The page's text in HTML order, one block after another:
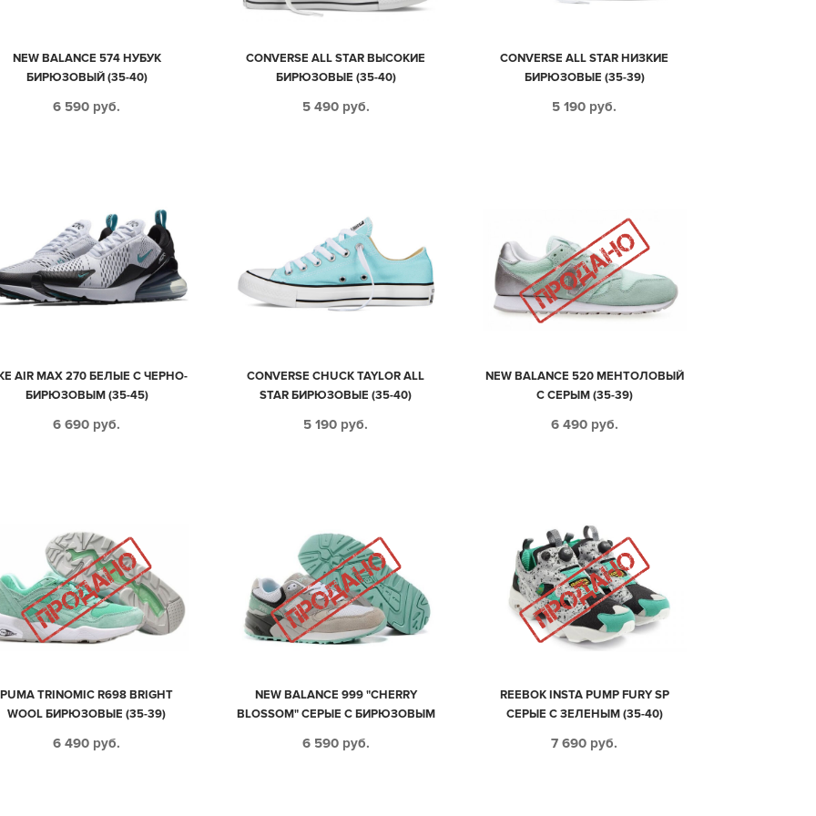
NEW BALANCE 574 НУБУК
БИРЮЗОВЫЙ (35-40)
6 590 руб.
CONVERSE ALL STAR ВЫСОКИЕ
БИРЮЗОВЫЕ (35-40)
5 490 руб.
CONVERSE ALL STAR НИЗКИЕ
БИРЮЗОВЫЕ (35-39)
5 190 руб.
AIR MAX 270 БЕЛЫЕ С ЧЕРНО-
БИРЮЗОВЫМ (35-45)
6 690 руб.
CONVERSE CHUCK TAYLOR ALL
STAR БИРЮЗОВЫЕ (35-40)
5 190 руб.
NEW BALANCE 520 МЕНТОЛОВЫЙ
С СЕРЫМ (35-39)
6 490 руб.
PUMA TRINOMIC R698 BRIGHT
WOOL БИРЮЗОВЫЕ (35-39)
6 490 руб.
NEW BALANCE 999 "CHERRY
BLOSSOM" СЕРЫЕ С БИРЮЗОВЫМ
6 590 руб.
REEBOK INSTA PUMP FURY SP
СЕРЫЕ С ЗЕЛЕНЫМ (35-40)
7 690 руб.